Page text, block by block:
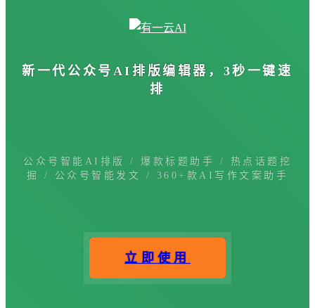
新一代公众号 AI排版编辑器 ，3秒一键速
排
公众号智能AI排版 / 爆款标题助手 / 热点话题挖
掘 / 公众号智能发文 / 360+款AI写作文案助手
立即使用